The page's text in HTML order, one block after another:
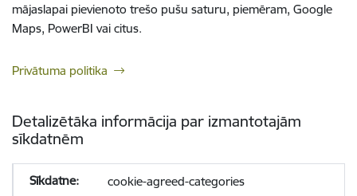
mājaslapai pievienoto trešo pušu saturu, piemēram, Google
Maps, PowerBI vai citus.
Privātuma politika
Detalizētāka informācija par izmantotajām
sīkdatnēm
cookie-agreed-categories